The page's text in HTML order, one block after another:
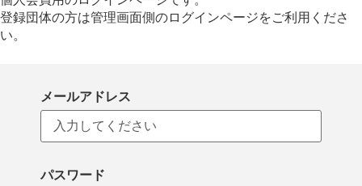
登録団体の方は管理画面側のログインページをご利用くださ
い。
メールアドレス
パスワード